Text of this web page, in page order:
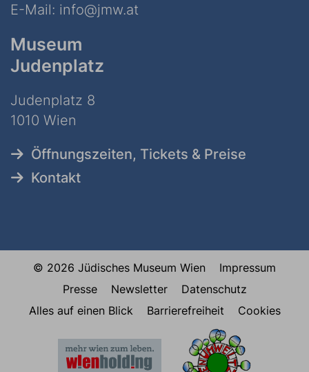
E-Mail: info@jmw.at
Museum
Judenplatz
Judenplatz 8
1010 Wien
Öffnungszeiten, Tickets & Preise
Kontakt
© 2026 Jüdisches Museum Wien
Impressum
Presse
Newsletter
Datenschutz
Alles auf einen Blick
Barrierefreiheit Cookies